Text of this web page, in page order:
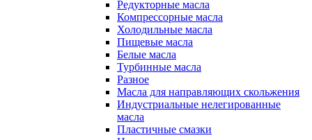
Редукторные масла
Компрессорные масла
Холодильные масла
Пищевые масла
Белые масла
Турбинные масла
Разное
Масла для направляющих скольжения
Индустриальные нелегированные
масла
Пластичные смазки